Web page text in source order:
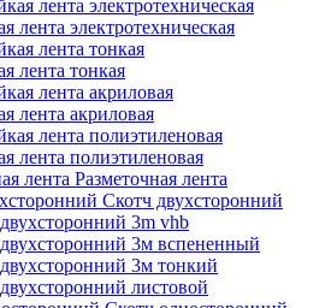
лента электротехническая
лента тонкая
лента акриловая
лента полиэтиленовая
Разметочная лента
Скотч двухсторонний
3m vhb
3м вспененный
3м тонкий
листовой